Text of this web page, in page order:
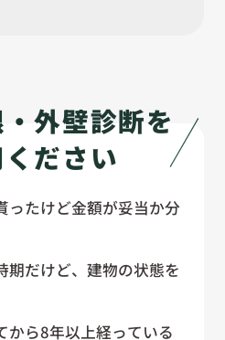
外壁診断を
ださい
ったけど金額が妥当か分
期だけど、建物の状態を
から8年以上経っている